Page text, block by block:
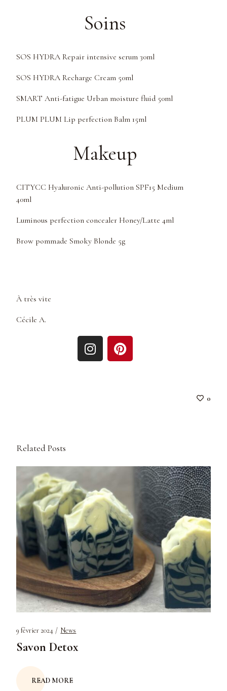
Soins
SOS HYDRA Repair intensive serum 30ml
SOS HYDRA Recharge Cream 50ml
SMART Anti-fatigue Urban moisture fluid 50ml
PLUM PLUM Lip perfection Balm 15ml
Makeup
CITYCC Hyaluronic Anti-pollution SPF15 Medium
40ml
Luminous perfection concealer Honey/Latte 4ml
Brow pommade Smoky Blonde 5g
À très vite
Cécile A.
0
Related Posts
9 février 2024 News
Savon Detox
READ MORE